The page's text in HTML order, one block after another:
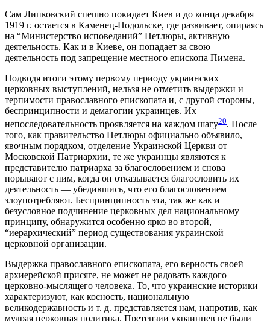
Сам Липковский спешно покидает Киев и до конца декабря
1919 г. остается в Каменец-Подольске, где развивает, опираясь
на “Министерство исповеданий” Петлюры, активную
деятельность. Как и в Киеве, он попадает за свою
деятельность под запрещение местного епископа Пимена.
Подводя итоги этому первому периоду украинских
церковных выступлений, нельзя не отметить выдержки и
терпимости православного епископата и, с другой стороны,
беспринципности и демагогии украинцев. Их
непоследовательность проявляется на каждом шагу20. После
того, как правительство Петлюры официально объявило,
явочным порядком, отделение Украинской Церкви от
Московской Патриархии, те же украинцы являются к
представителю патриарха за благословением и снова
порывают с ним, когда он отказывается благословить их
деятельность — убедившись, что его благословением
злоупотребляют. Беспринципность эта, так же как и
безусловное подчинение церковных дел национальному
принципу, обнаружится особенно ярко во второй,
“иерархический” период существования украинской
церковной организации.
Выдержка православного епископата, его верность своей
архиерейской присяге, не может не радовать каждого
церковно-мыслящего человека. То, что украинские историки
характеризуют, как косность, национальную
великодержавность и т. д. представляется нам, напротив, как
мудрая церковная политика. Претензии украинцев не были